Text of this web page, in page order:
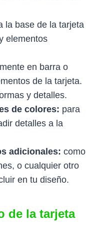
la base de la tarjeta
elementos
en barra o
de la tarjeta.
y detalles.
de colores: para
detalles a la
adicionales: como
o cualquier otro
en tu diseño.
de la tarjeta